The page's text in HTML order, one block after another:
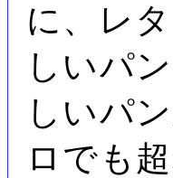
に、レ
しいパ
しいパ
ロでも